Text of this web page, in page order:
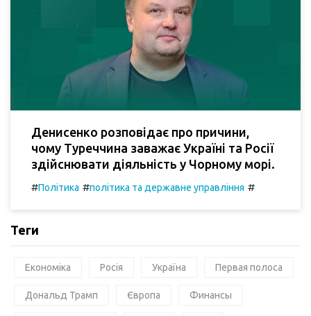
Денисенко розповідає про причини,
чому Туреччина заважає Україні та Росії
здійснювати діяльність у Чорному морі.
#Політика #політика та державне управління #
Теги
Економіка Росія Україна Первая полоса
Дональд Трамп Європа Финансы